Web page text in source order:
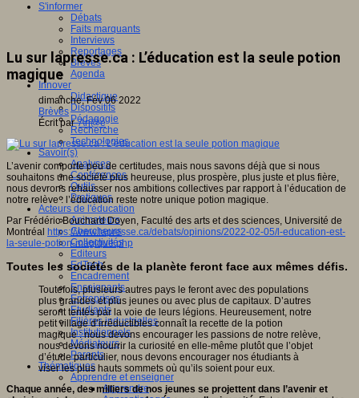
S'informer
Débats
Faits marquants
Interviews
Reportages
Brèves
Agenda
Innover
Didactique
Dispositifs
Pédagogie
Recherche
Technologies
Savoir(s)
Analyses
Conférences
Outils
Pratiques
Acteurs de l'éducation
Animateurs
Chercheurs
Collectivités
Editeurs
EdTech
Encadrement
Enseignants
Entreprises
Etudiants
Filières industrielles
Institutionnels
Médiateurs
Parents
Thématiques
Apprendre et enseigner
Apprendre
Lu sur lapresse.ca : L’éducation est la seule potion
magique
dimanche, Fév 06 2022
Brèves
Écrit parAn@é
L’avenir comporte peu de certitudes, mais nous savons déjà que si nous
souhaitons une société plus heureuse, plus prospère, plus juste et plus fière,
nous devrons rehausser nos ambitions collectives par rapport à l’éducation de
notre relève : l’éducation reste notre unique potion magique.
Par Frédéric Bouchard Doyen, Faculté des arts et des sciences, Université de
Montréal https://www.lapresse.ca/debats/opinions/2022-02-05/l-education-est-
la-seule-potion-magique.php
Toutes les sociétés de la planète feront face aux mêmes défis.
Toutefois, plusieurs autres pays le feront avec des populations
plus grandes et plus jeunes ou avec plus de capitaux. D’autres
seront tentés par la voie de leurs légions. Heureusement, notre
petit village d’irréductibles connaît la recette de la potion
magique : nous devons encourager les passions de notre relève,
nous devons nourrir la curiosité en elle-même plutôt que l’objet
d’étude particulier, nous devons encourager nos étudiants à
viser les plus hauts sommets où qu’ils soient pour eux.
Chaque année, des milliers de nos jeunes se projettent dans l’avenir et